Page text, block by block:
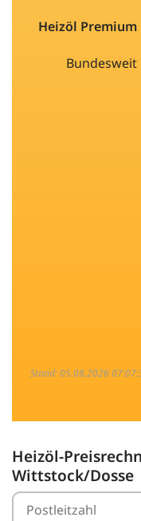
Heizöl Premium
Bundesweit
Stand: 05.08.2026
Heizöl-
Wittstock/Dosse